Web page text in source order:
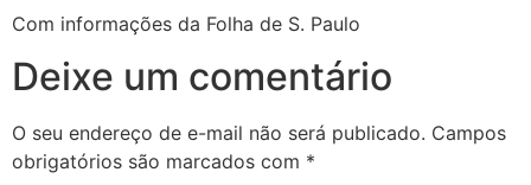
Com informações da Folha de S. Paulo
Deixe um comentário
O seu endereço de e-mail não será publicado. Campos
obrigatórios são marcados com *